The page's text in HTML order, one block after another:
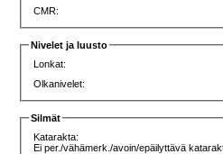
CMR:
Nivelet ja luusto
Lonkat:
Olkanivelet:
Silmät
Katarakta:
Ei per./vähämerk./avoin/epäilyttävä